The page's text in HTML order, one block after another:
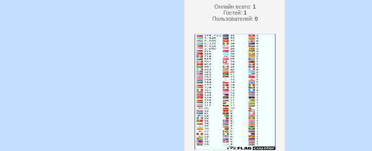
Онлайн всего: 1
Гостей: 1
Пользователей: 0